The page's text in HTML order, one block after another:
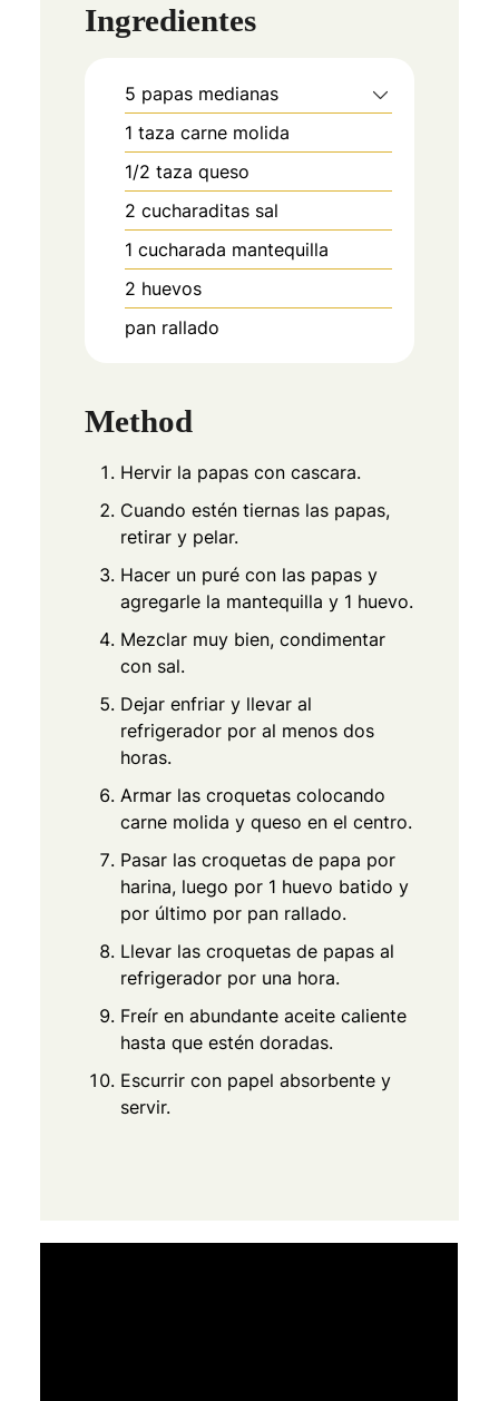
Ingredientes
5 papas medianas
1 taza carne molida
1/2 taza queso
2 cucharaditas sal
1 cucharada mantequilla
2 huevos
pan rallado
Method
Hervir la papas con cascara.
Cuando estén tiernas las papas,
retirar y pelar.
Hacer un puré con las papas y
agregarle la mantequilla y 1 huevo.
Mezclar muy bien, condimentar
con sal.
Dejar enfriar y llevar al
refrigerador por al menos dos
horas.
Armar las croquetas colocando
carne molida y queso en el centro.
Pasar las croquetas de papa por
harina, luego por 1 huevo batido y
por último por pan rallado.
Llevar las croquetas de papas al
refrigerador por una hora.
Freír en abundante aceite caliente
hasta que estén doradas.
Escurrir con papel absorbente y
servir.